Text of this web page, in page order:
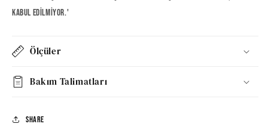
kabul edilmiyor.'
Ölçüler
Bakım Talimatları
Share